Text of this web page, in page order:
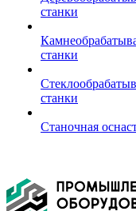
станки
станки
станки
Станочная